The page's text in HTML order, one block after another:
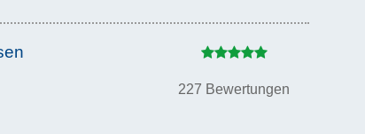
227 Bewertungen